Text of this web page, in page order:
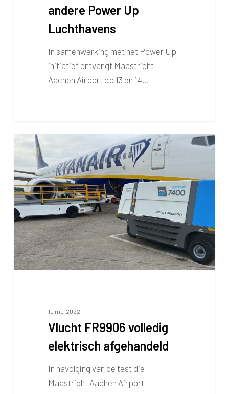
andere Power Up
Luchthavens
In samenwerking met het Power Up
initiatief ontvangt Maastricht
Aachen Airport op 13 en 14…
Vlucht
FR9906
volledig
elektrisch
afgehandeld
10 mei 2022
Vlucht FR9906 volledig
elektrisch afgehandeld
In navolging van de test die
Maastricht Aachen Airport